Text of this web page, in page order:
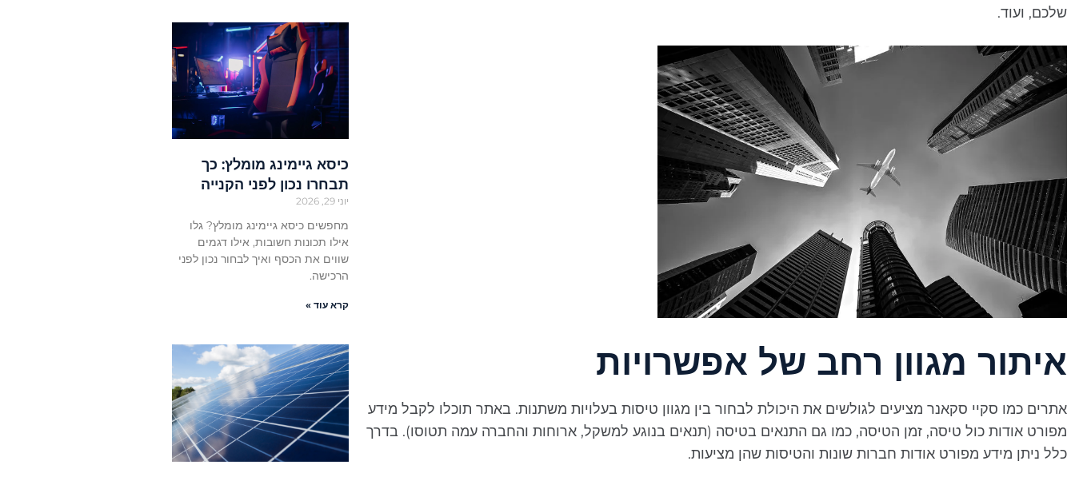
שלכם, ועוד.
איתור מגוון רחב של אפשרויות
אתרים כמו סקיי סקאנר מציעים לגולשים את היכולת לבחור בין מגוון טיסות בעלויות משתנות. באתר תוכלו לקבל מידע
מפורט אודות כול טיסה, זמן הטיסה, כמו גם התנאים בטיסה (תנאים בנוגע למשקל, ארוחות והחברה עמה תטוסו). בדרך
כלל ניתן מידע מפורט אודות חברות שונות והטיסות שהן מציעות.
כיסא גיימינג מומלץ: כך
תבחרו נכון לפני הקנייה
יוני 29, 2026
מחפשים כיסא גיימינג מומלץ? גלו
אילו תכונות חשובות, אילו דגמים
שווים את הכסף ואיך לבחור נכון לפני
הרכישה.
קרא עוד »